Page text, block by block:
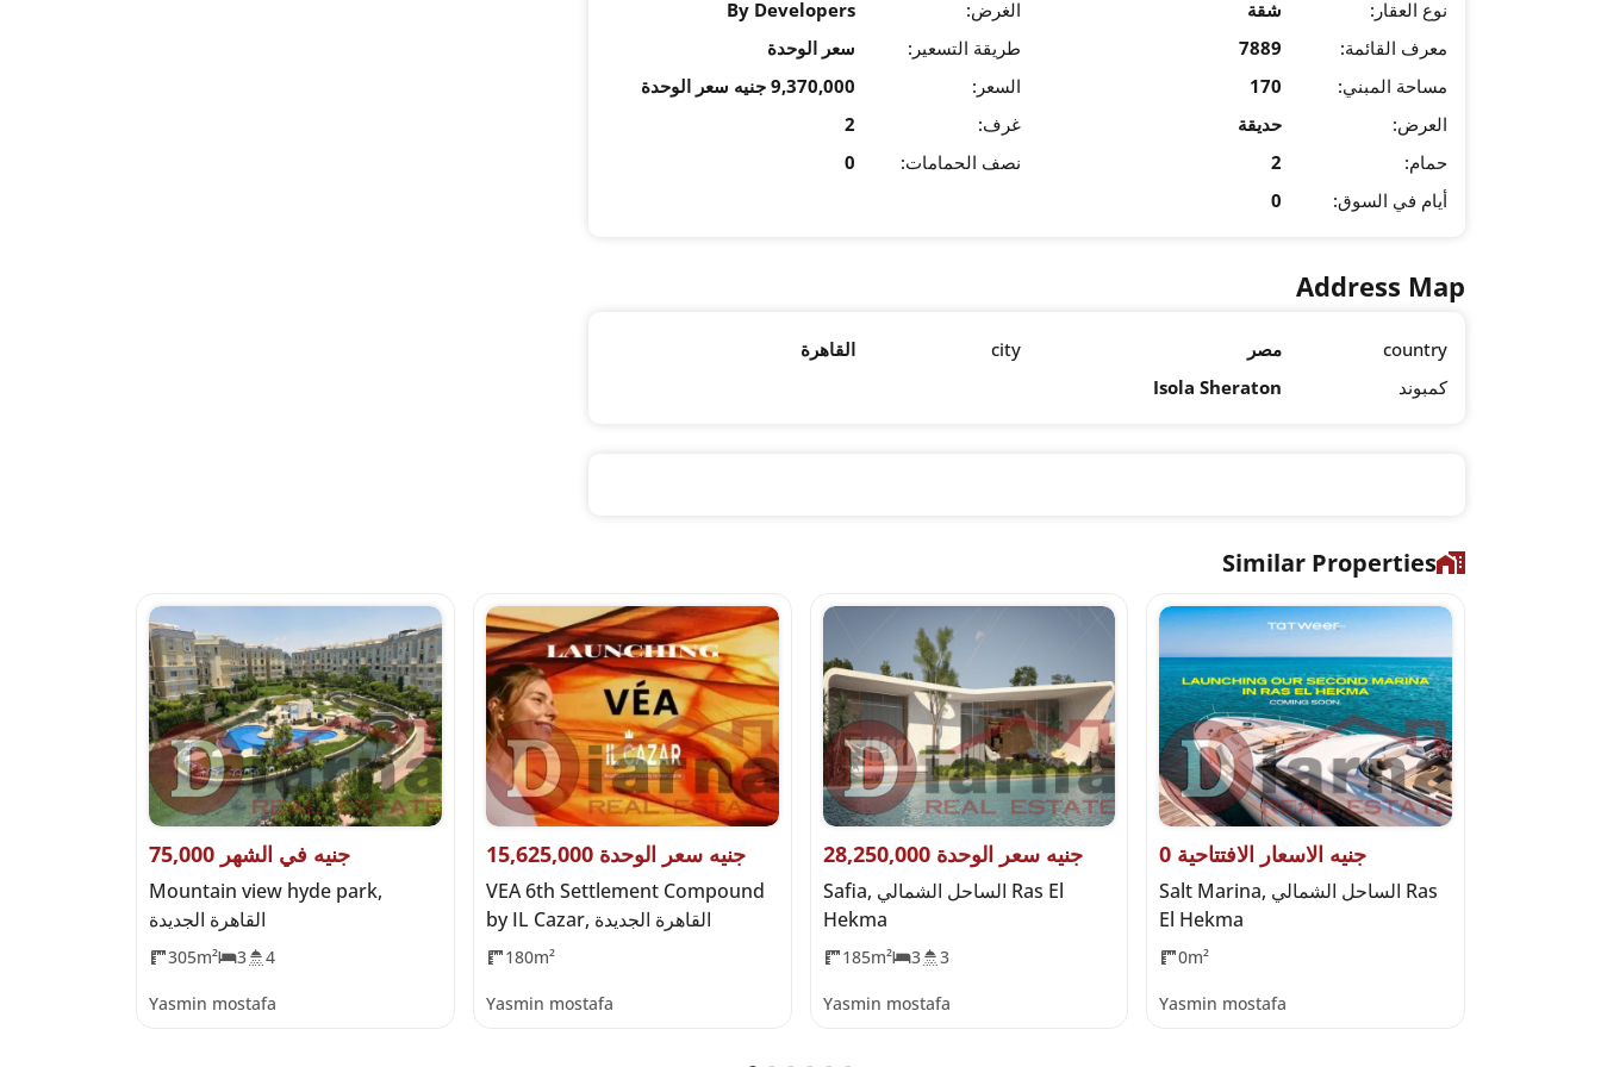
نوع العقار: شقة الغرض:
By Developers
معرف القائمة:
7889 طريقة التسعير:
سعر الوحدة
مساحة المبني:
170 السعر:
9,370,000 جنيه سعر الوحدة
العرض:
حديقة غرف:
2
حمام:
2 نصف الحمامات:
0
أيام في السوق:
0
Address Map
country مصر city
القاهرة
كمبوند
Isola Sheraton
Similar Properties
75,000 جنيه في الشهر
Mountain view hyde park,
القاهرة الجديدة
305m² 3 4
Yasmin mostafa
15,625,000 جنيه سعر الوحدة
VEA 6th Settlement Compound
by IL Cazar, القاهرة الجديدة
180m²
Yasmin mostafa
28,250,000 جنيه سعر الوحدة
Safia, الساحل الشمالي Ras El
Hekma
185m² 3 3
Yasmin mostafa
0 جنيه الاسعار الافتتاحية
Salt Marina, الساحل الشمالي Ras
El Hekma
0m²
Yasmin mostafa